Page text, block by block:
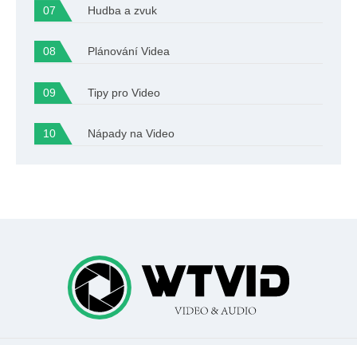
Hudba a zvuk
Plánování Videa
Tipy pro Video
Nápady na Video